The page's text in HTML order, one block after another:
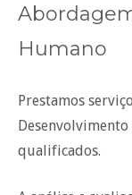
Humano
Prestamos
qualificados.